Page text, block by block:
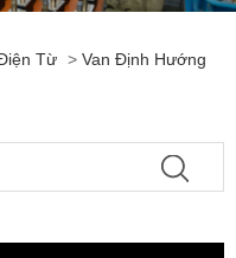
Từ > Van Định Hướng